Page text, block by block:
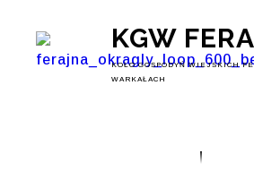
KGW
KOŁO GOSPODYŃ WIEJSKICH
WARKAŁACH